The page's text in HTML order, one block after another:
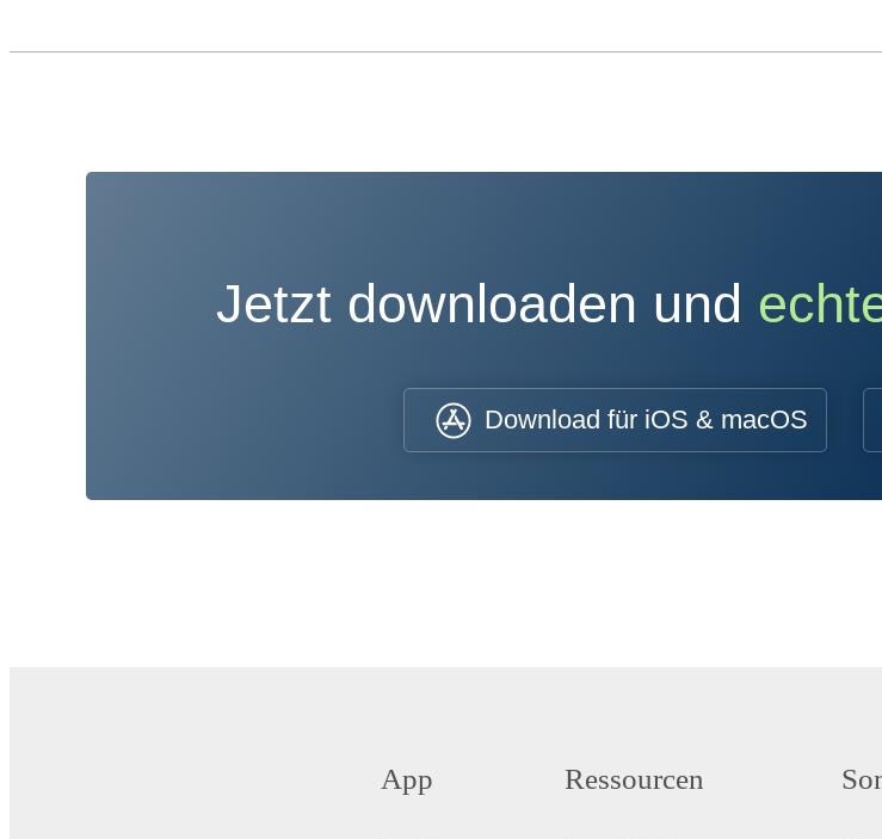
Jetzt downloaden und
Download für iOS & macOS
App Ressourcen